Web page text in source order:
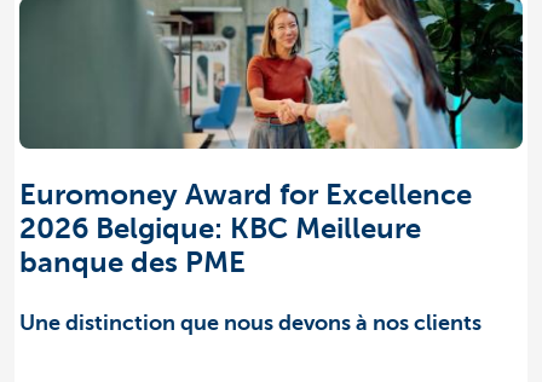
Euromoney Award for Excellence
2026 Belgique: KBC Meilleure
banque des PME
Une distinction que nous devons à nos clients